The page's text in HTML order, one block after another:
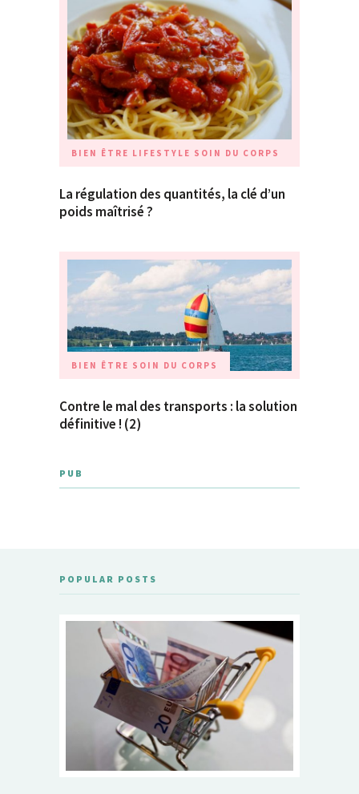
BIEN ÊTRE LIFESTYLE SOIN DU CORPS
La régulation des quantités, la clé d’un
poids maîtrisé ?
BIEN ÊTRE SOIN DU CORPS
Contre le mal des transports : la solution
définitive ! (2)
PUB
POPULAR POSTS